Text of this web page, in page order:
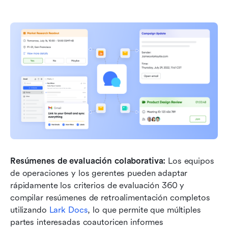
Resúmenes de evaluación colaborativa: Los equipos
de operaciones y los gerentes pueden adaptar
rápidamente los criterios de evaluación 360 y
compilar resúmenes de retroalimentación completos
utilizando Lark Docs, lo que permite que múltiples
partes interesadas coautoricen informes